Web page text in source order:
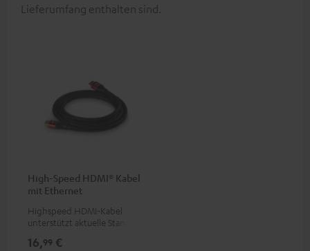
Lieferumfang enthalten sind.
High-Speed HDMI® Kabel
mit Ethernet
Highspeed HDMI-Kabel
unterstützt aktuelle Standards
16,99 €